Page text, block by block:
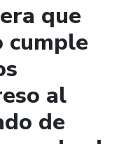
que
cumple
al
de